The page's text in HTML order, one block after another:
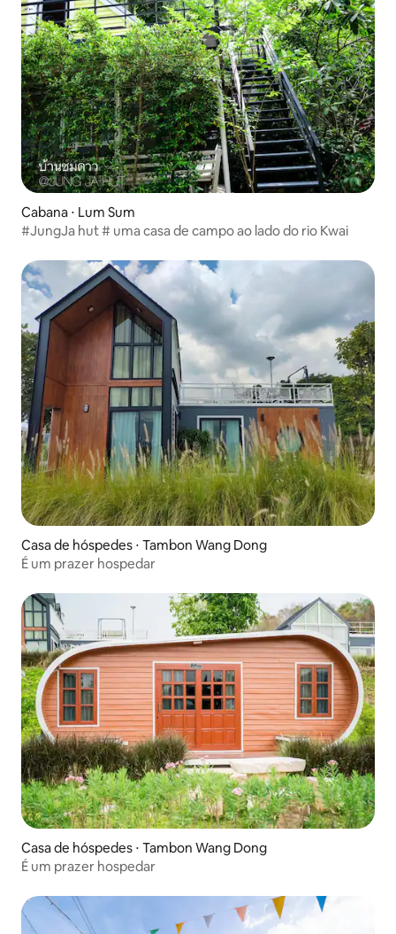
Cabana ⋅ Lum Sum
#JungJa hut # uma casa de campo ao lado do rio Kwai
Casa de hóspedes ⋅ Tambon Wang Dong
É um prazer hospedar
Casa de hóspedes ⋅ Tambon Wang Dong
É um prazer hospedar